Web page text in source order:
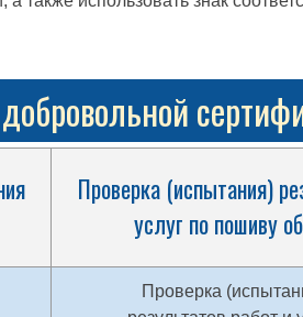
Проверка (испытания)
услуг по пошиву
Проверка